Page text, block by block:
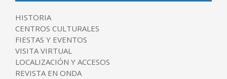
HISTORIA
CENTROS CULTURALES
FIESTAS Y EVENTOS
VISITA VIRTUAL
LOCALIZACIÓN Y ACCESOS
REVISTA EN ONDA